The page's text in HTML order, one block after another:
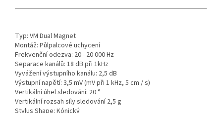
Typ: VM Dual Magnet
Montáž: Půlpalcové uchycení
Frekvenční odezva: 20 - 20 000 Hz
Separace kanálů: 18 dB při 1kHz
Vyvážení výstupního kanálu: 2,5 dB
Výstupní napětí: 3,5 mV (mV při 1 kHz, 5 cm / s)
Vertikální úhel sledování: 20 °
Vertikální rozsah síly sledování 2,5 g